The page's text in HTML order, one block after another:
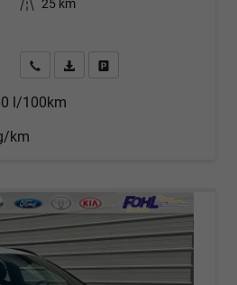
Kilometerstand 25 km
Angebot anfordern
Fahrzeugexpose (PDF)
Fahrzeug parken
l/100km
km